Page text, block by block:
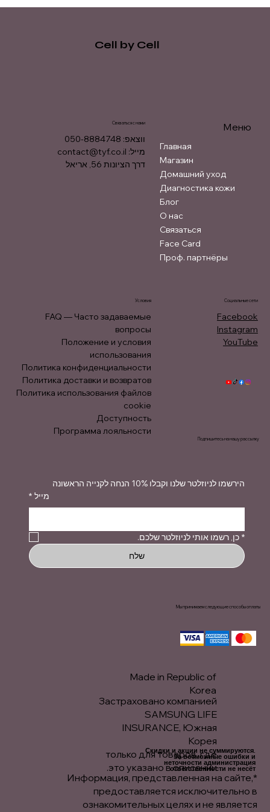
Cell by Cell
Меню
Главная
Магазин
Домашний уход
Диагностика кожи
Блог
О нас
Связаться
Face Card
Проф. партнёры
Условия
FAQ — Часто задаваемые
вопросы
Положение и условия
использования
Политика конфиденциальности
Политика доставки и возвратов
Политика использования файлов
cookie
Доступность
Программа лояльности
Связаться с нами
ווצאפ: 050-8884748
מייל: contact@tyf.co.il
דרך הציונות 56, אריאל
Социальные сети
Facebook
Instagram
YouTube
הירשמו לניוזלטר שלנו וקבלו 10% הנחה לקנייה הראשונה
* מייל
* כן, רשמו אותי לניוזלטר שלכם.
שלח
Подпишитесь на нашу рассылку
Мы принимаем следующие способы оплаты
Made in Republic of
Korea
Застраховано компанией
SAMSUNG LIFE
INSURANCE, Южная
Корея
только для товаров, где
это указано в описании.
Скидки и акции не суммируются.
За возможные ошибки и
неточности администрация
ответственности не несёт.
*Информация, представленная на сайте,
предоставляется исключительно в
ознакомительных целях и не является